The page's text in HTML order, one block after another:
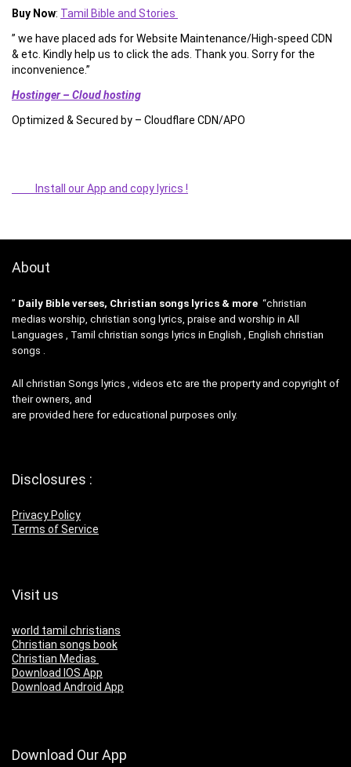
Buy Now: Tamil Bible and Stories
” we have placed ads for Website Maintenance/High-speed CDN
& etc. Kindly help us to click the ads. Thank you. Sorry for the
inconvenience.”
Hostinger – Cloud hosting
Optimized & Secured by – Cloudflare CDN/APO
Install our App and copy lyrics !
About
” Daily Bible verses, Christian songs lyrics & more “christian
medias worship, christian song lyrics, praise and worship in All
Languages , Tamil christian songs lyrics in English , English christian
songs .
All christian Songs lyrics , videos etc are the property and copyright of
their owners, and
are provided here for educational purposes only.
Disclosures :
Privacy Policy
Terms of Service
Visit us
world tamil christians
Christian songs book
Christian Medias
Download IOS App
Download Android App
Download Our App